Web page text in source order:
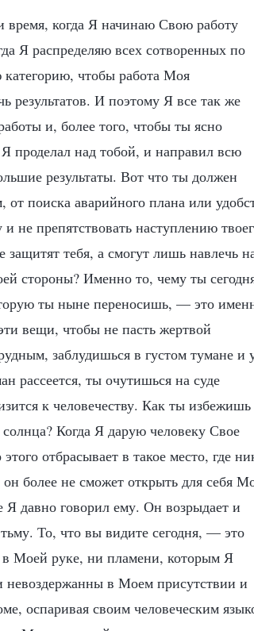
когда Я начинаю Свою работу
Я распределяю всех сотворенных по
категорию, чтобы работа Моя
результатов. И поэтому Я все так же
и, более того, чтобы ты ясно
проделал над тобой, и направил всю
результаты. Вот что ты должен
от поиска аварийного плана или
не препятствовать наступлению
защитят тебя, а смогут лишь навлечь
стороны? Именно то, чему ты
ты ныне переносишь, — это
вещи, чтобы не пасть жертвой
заблудишься в густом тумане и
рассеется, ты очутишься на суде
к человечеству. Как ты избежишь
Когда Я дарую человеку Свое
отбрасывает в такое место, где
более не сможет открыть для себя
Я давно говорил ему. Он возрыдает и
То, что вы видите сегодня, — это
Моей руке, ни пламени, которым Я
в Моем присутствии и
оспаривая своим человеческим